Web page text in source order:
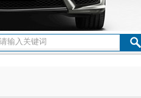
关节轴承 轧机轴承 滚针轴承